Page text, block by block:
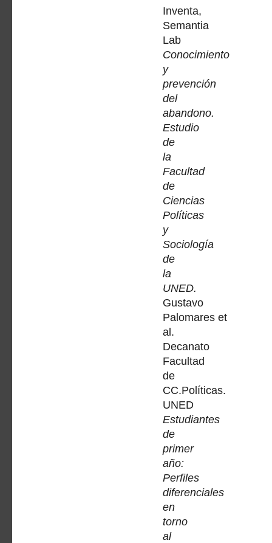
Inventa,
Semantia
Lab
Conocimiento
y
prevención
del
abandono.
Estudio
de
la
Facultad
de
Ciencias
Políticas
y
Sociología
de
la
UNED.
Gustavo
Palomares et
al.
Decanato
Facultad
de
CC.Políticas.
UNED
Estudiantes
de
primer
año:
Perfiles
diferenciales
en
torno
al